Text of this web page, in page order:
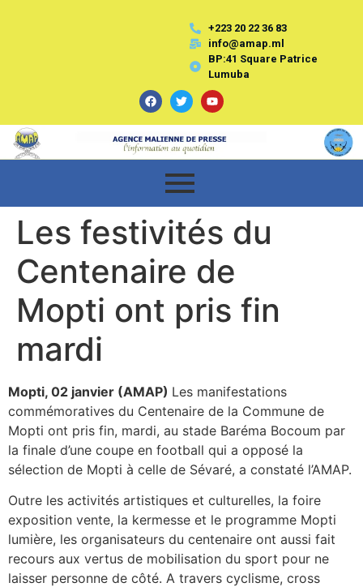
+223 20 22 36 83
info@amap.ml
BP:41 Square Patrice
Lumuba
Les festivités du
Centenaire de
Mopti ont pris fin
mardi
Mopti, 02 janvier (AMAP) Les manifestations
commémoratives du Centenaire de la Commune de
Mopti ont pris fin, mardi, au stade Baréma Bocoum par
la finale d’une coupe en football qui a opposé la
sélection de Mopti à celle de Sévaré, a constaté l’AMAP.
Outre les activités artistiques et culturelles, la foire
exposition vente, la kermesse et le programme Mopti
lumière, les organisateurs du centenaire ont aussi fait
recours aux vertus de mobilisation du sport pour ne
laisser personne de côté. A travers cyclisme, cross